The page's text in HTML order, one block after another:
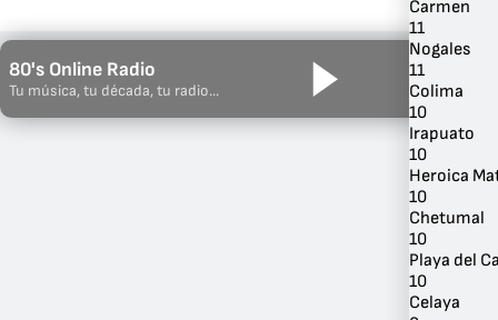
80's Online Radio
Tu música, tu década, tu radio...
Carmen
11
Nogales
11
Colima
10
Irapuato
10
Heroica
10
Chetumal
10
Playa del
10
Celaya